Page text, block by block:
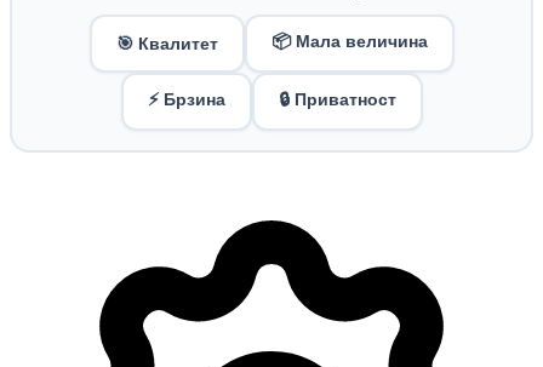
🎯 Квалитет 📦 Мала величина
⚡ Брзина 🔒 Приватност